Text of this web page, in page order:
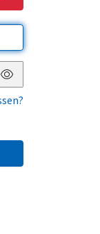
Passwort anzeigen